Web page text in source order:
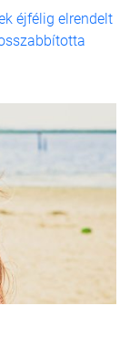
éjfélig elrendelt